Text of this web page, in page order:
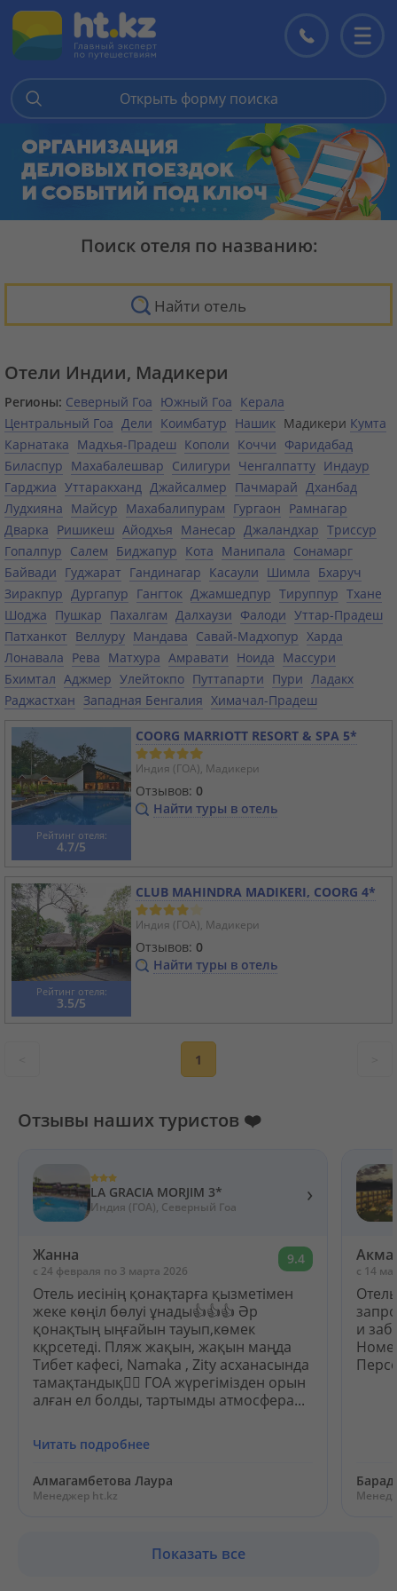
Контакты
Открыть форму поиска
Поиск отеля по названию:
Найти отель
Отели Индии, Мадикери
Регионы: Северный Гоа Южный Гоа Керала
Центральный Гоа Дели Коимбатур Нашик Мадикери Кумта
Карнатака Мадхья-Прадеш Кополи Коччи Фаридабад
Биласпур Махабалешвар Силигури Ченгалпатту Индаур
Гарджиа Уттаракханд Джайсалмер Пачмарай Дханбад
Лудхияна Майсур Махабалипурам Гургаон Рамнагар
Дварка Ришикеш Айодхья Манесар Джаландхар Триссур
Гопалпур Салем Биджапур Кота Манипала Сонамарг
Байвади Гуджарат Гандинагар Касаули Шимла Бхаруч
Зиракпур Дургапур Гангток Джамшедпур Тируппур Тхане
Шоджа Пушкар Пахалгам Далхаузи Фалоди Уттар-Прадеш
Патханкот Веллуру Мандава Савай-Мадхопур Харда
Лонавала Рева Матхура Амравати Ноида Массури
Бхимтал Аджмер Улейтокпо Путтапарти Пури Ладакх
Раджастхан Западная Бенгалия Химачал-Прадеш
Рейтинг отеля:
4.7/5
COORG MARRIOTT RESORT & SPA 5*
Индия (ГОА), Мадикери
Отзывов: 0
Найти туры в отель
Рейтинг отеля:
3.5/5
CLUB MAHINDRA MADIKERI, COORG 4*
Индия (ГОА), Мадикери
Отзывов: 0
Найти туры в отель
1
Отзывы наших туристов ❤️
LA GRACIA MORJIM 3*
Индия (ГОА), Северный Гоа ›
Жанна
c 24 февраля по 3 марта 2026
9.4
Отель иесінің қонақтарға қызметімен
жеке көңіл бөлуі ұнады👍👍👍 Әр
қонақтың ыңғайын тауып,көмек
кқрсетеді. Пляж жақын, жақын маңда
Тибет кафесі, Namaka , Zity асханасында
тамақтандық✊🏻 ГОА жүрегімізден орын
алған ел болды, тартымды атмосфера...
Читать подробнее
Алмагамбетова Лаура
Менеджер ht.kz
c 14
и
Показать все